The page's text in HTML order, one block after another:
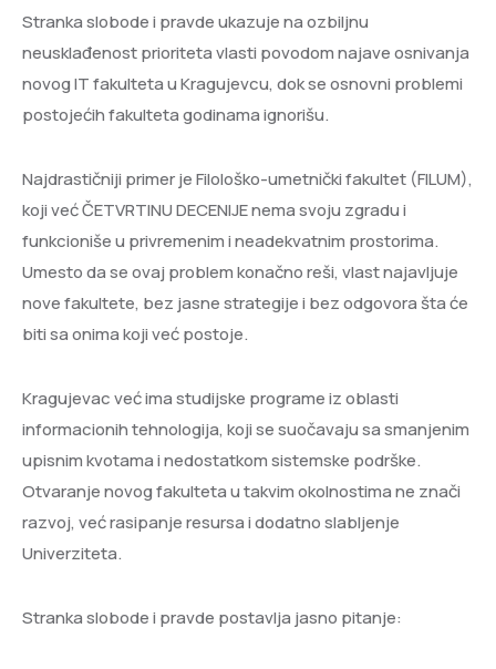
Stranka slobode i pravde ukazuje na ozbiljnu
neusklađenost prioriteta vlasti povodom najave osnivanja
novog IT fakulteta u Kragujevcu, dok se osnovni problemi
postojećih fakulteta godinama ignorišu.
Najdrastičniji primer je Filološko-umetnički fakultet (FILUM),
koji već ČETVRTINU DECENIJE nema svoju zgradu i
funkcioniše u privremenim i neadekvatnim prostorima.
Umesto da se ovaj problem konačno reši, vlast najavljuje
nove fakultete, bez jasne strategije i bez odgovora šta će
biti sa onima koji već postoje.
Kragujevac već ima studijske programe iz oblasti
informacionih tehnologija, koji se suočavaju sa smanjenim
upisnim kvotama i nedostatkom sistemske podrške.
Otvaranje novog fakulteta u takvim okolnostima ne znači
razvoj, već rasipanje resursa i dodatno slabljenje
Univerziteta.
Stranka slobode i pravde postavlja jasno pitanje: